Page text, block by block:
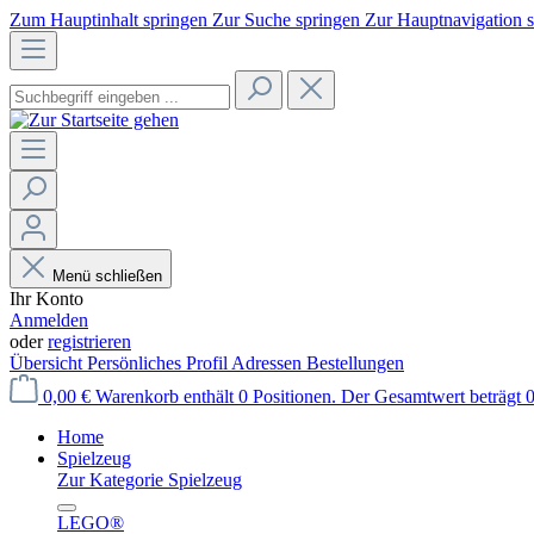
Zum Hauptinhalt springen Zur Suche springen Zur Hauptnavigation
Menü schließen
Ihr Konto
Anmelden
oderregistrieren
Übersicht Persönliches Profil Adressen Bestellungen
0,00 € Warenkorb enthält 0 Positionen. Der Gesamtwert beträgt
Home
Spielzeug
Zur Kategorie Spielzeug
LEGO®